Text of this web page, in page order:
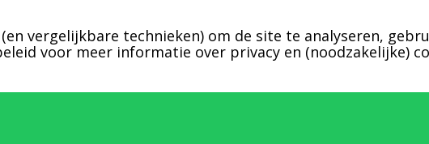
vergelijkbare technieken) om de site te analyseren,
voor meer informatie over privacy en (noodzakelijke)